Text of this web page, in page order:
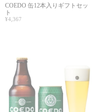
COEDO 缶12本入りギフトセッ
ト
¥4,367